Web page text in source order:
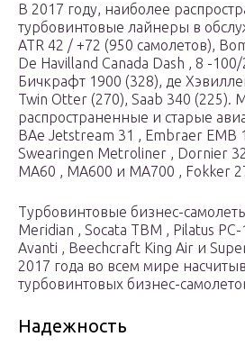
В 2017 году, наиболее
турбовинтовые лайнеры в
ATR 42 / +72 (950 самолетов),
De Havilland Canada Dash , 8 -
Бичкрафт 1900 (328), де
Twin Otter (270), Saab 340 (225).
распространенные и старые
BAe Jetstream 31 , Embraer EMB
Swearingen Metroliner , Dornier
MA60 , MA600 и MA700 , Fokker
Турбовинтовые бизнес-
Meridian , Socata TBM , Pilatus
Avanti , Beechcraft King Air и
2017 года во всем мире
турбовинтовых бизнес-
Надежность